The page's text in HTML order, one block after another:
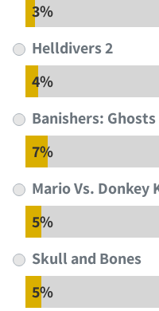
3%
Helldivers 2
4%
Banishers:
7%
Mario Vs. Donkey
5%
Skull and Bones
5%